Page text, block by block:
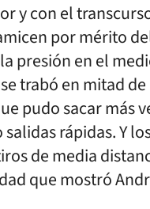
y con el
por mérito
presión en el
trabó en mitad
pudo sacar más
rápidas. Y
de media
que mostró